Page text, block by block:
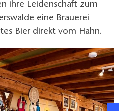
ihre Leidenschaft zum
eine Brauerei
Bier direkt vom Hahn.